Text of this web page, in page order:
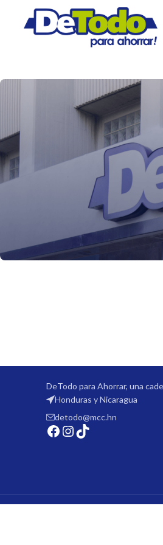
DeTodo para Ahorrar, una
Honduras y Nicaragua
detodo@mcc.hn